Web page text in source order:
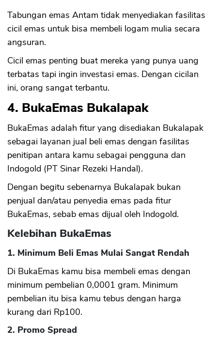
Tabungan emas Antam tidak menyediakan fasilitas
cicil emas untuk bisa membeli logam mulia secara
angsuran.
Cicil emas penting buat mereka yang punya uang
terbatas tapi ingin investasi emas. Dengan cicilan
ini, orang sangat terbantu.
4. BukaEmas Bukalapak
BukaEmas adalah fitur yang disediakan Bukalapak
sebagai layanan jual beli emas dengan fasilitas
penitipan antara kamu sebagai pengguna dan
Indogold (PT Sinar Rezeki Handal).
Dengan begitu sebenarnya Bukalapak bukan
penjual dan/atau penyedia emas pada fitur
BukaEmas, sebab emas dijual oleh Indogold.
Kelebihan BukaEmas
1. Minimum Beli Emas Mulai Sangat Rendah
Di BukaEmas kamu bisa membeli emas dengan
minimum pembelian 0,0001 gram. Minimum
pembelian itu bisa kamu tebus dengan harga
kurang dari Rp100.
2. Promo Spread